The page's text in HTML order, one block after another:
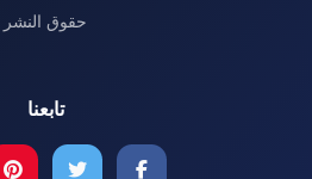
حقوق النشر
تابعنا